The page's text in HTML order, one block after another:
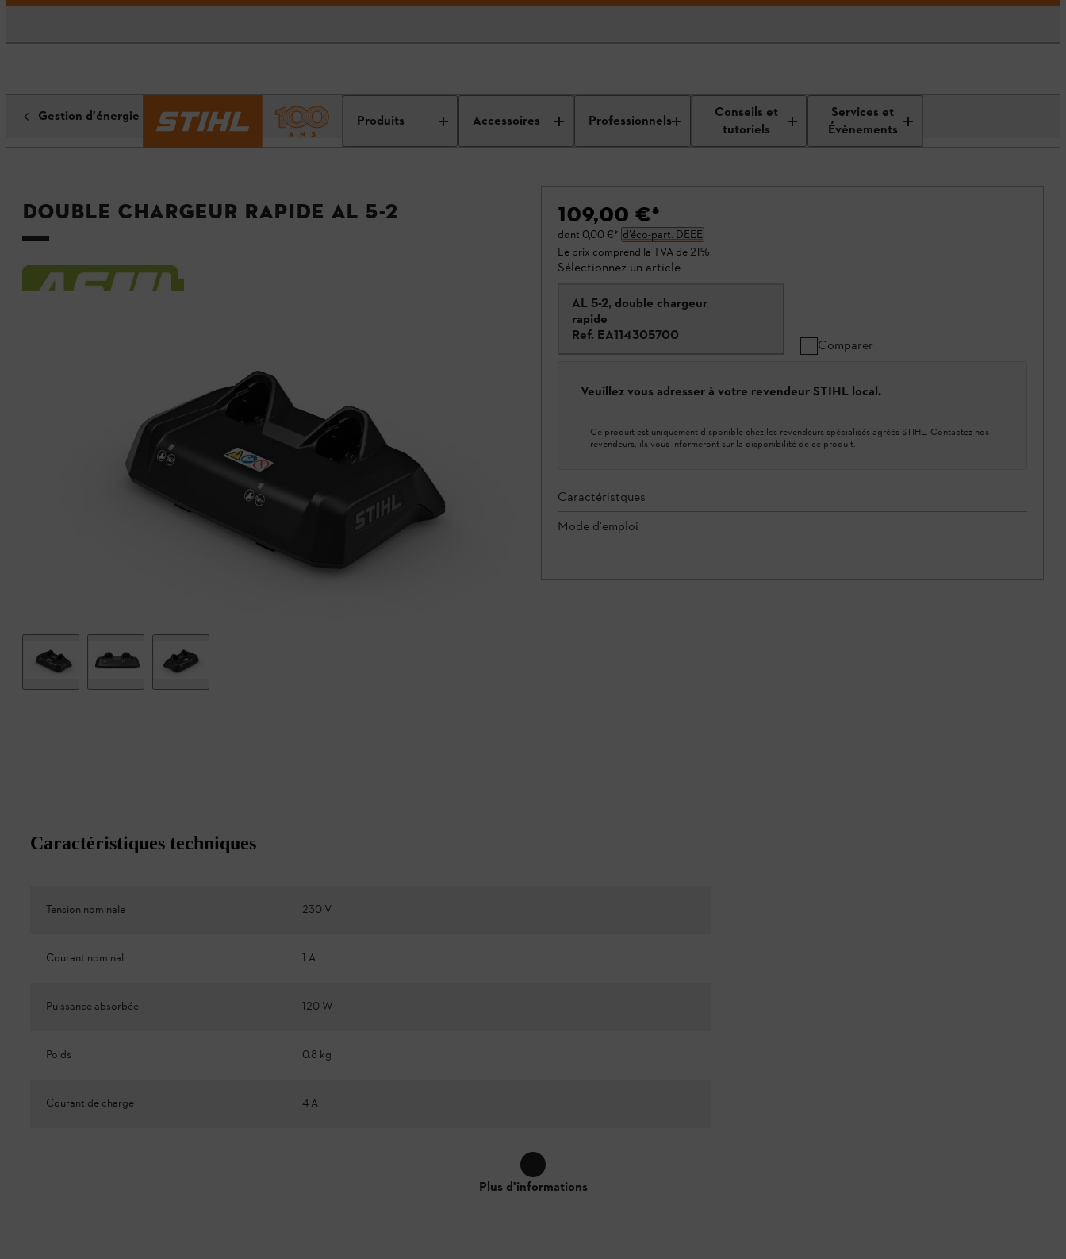
Produits Accessoires Professionnels
Conseils et
tutoriels
Services et
Évènements
Gestion d'énergie
Double chargeur rapide AL 5-2 109,00 €*
dont 0,00 €* d’éco-part. DEEE
Le prix comprend la TVA de 21%.
Sélectionnez un article
AL 5-2, double chargeur
rapide
Ref. EA114305700
Comparer
Veuillez vous adresser à votre revendeur STIHL local.
Ce produit est uniquement disponible chez les revendeurs spécialisés agréés STIHL. Contactez nos
revendeurs, ils vous informeront sur la disponibilité de ce produit.
Caractéristques
Mode d'emploi
Caractéristiques techniques
Tension nominale 230 V
Courant nominal 1 A
Puissance absorbée 120 W
Poids 0.8 kg
Courant de charge 4 A
Plus d'informations